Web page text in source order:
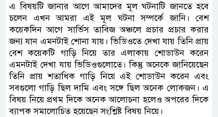
এ বিষয়টি জানার আগে আমাদের মূল ঘটনাটি জানতে হবে
চলেন এখন আমরা এই মূল ঘটনা সম্পর্কে জানি। বেশ
কয়েকদিন আগে সার্ভিস তাবিজ অঞ্চলে প্রচার প্রচার করার
জন্য যান এমনটাই শোনা যায়। ভিডিওতে দেখা যায় তিনি প্রায়
বেশ কয়েকটি গাড়ি নিয়ে তার এলাকায় শোডাউন করেন
এমনটাই দেখা যায় ভিডিওগুলোতে। কিন্তু অনেকে জানিয়েছেন
তিনি প্রায় শতাধিক গাড়ি নিয়ে এই শোডাউন করেন এবং
সবগুলো গাড়ি ছিল দামি এবং সঙ্গে ছিল অনেক লোকজন। এ
বিষয় নিয়ে প্রথম দিকে অনেক আলোচনা হলেও অপরের দিকে
ব্যাপক সমালোচিত হয়েছেন সংশ্লিষ্ট বিষয় নিয়ে।